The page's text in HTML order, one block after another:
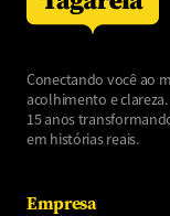
Conectando você ao
acolhimento e clareza.
15 anos
em histórias reais.
Empresa